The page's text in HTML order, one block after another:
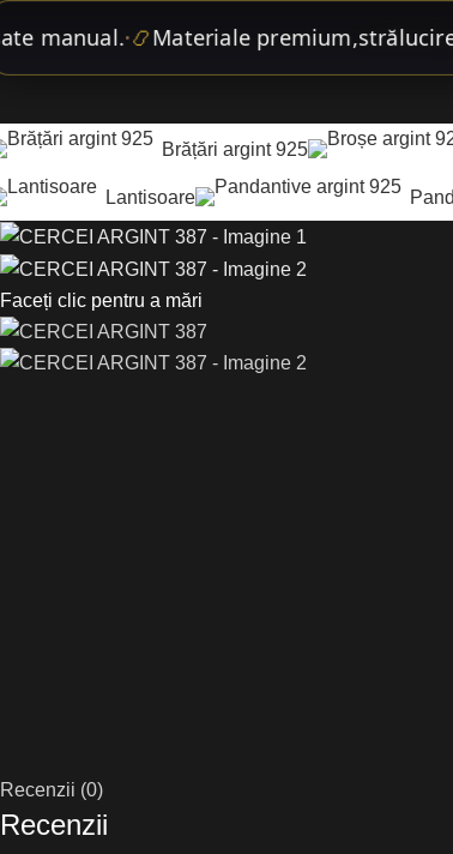
•📿Materiale premium,strălucire
Brățări argint 925
Lantisoare
Faceți clic pentru a mări
Recenzii (0)
Recenzii